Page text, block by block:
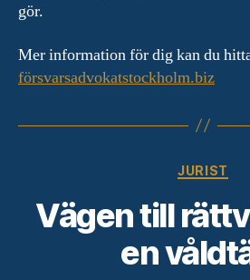
gör.
Mer information för dig kan du
försvarsadvokatstockholm.biz
JURIST
Vägen till
en